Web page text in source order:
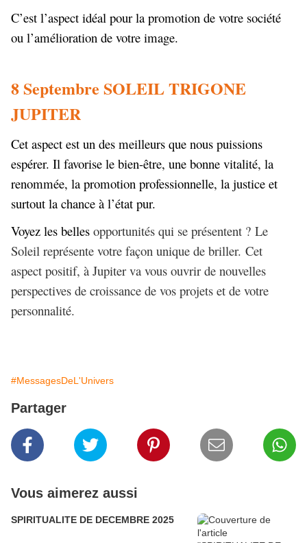
C’est l’aspect idéal pour la promotion de votre société
ou l’amélioration de votre image.
8 Septembre SOLEIL TRIGONE
JUPITER
Cet aspect est un des meilleurs que nous puissions
espérer. Il favorise le bien-être, une bonne vitalité, la
renommée, la promotion professionnelle, la justice et
surtout la chance à l’état pur.
Voyez les belles opportunités qui se présentent ? Le
Soleil représente votre façon unique de briller. Cet
aspect positif, à Jupiter va vous ouvrir de nouvelles
perspectives de croissance de vos projets et de votre
personnalité.
#MessagesDeL'Univers
Partager
Vous aimerez aussi
SPIRITUALITE DE DECEMBRE 2025